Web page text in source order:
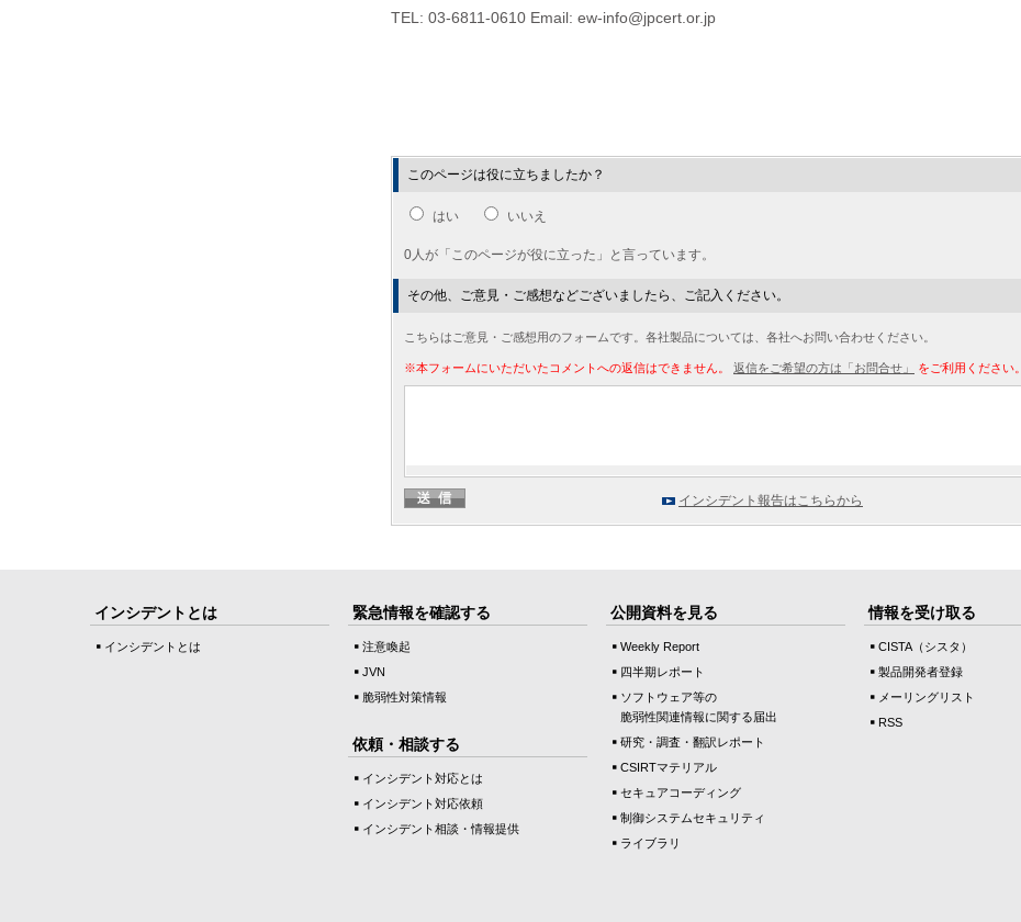
TEL: 03-6811-0610 Email: ew-info@jpcert.or.jp
このページは役に立ちましたか？
はい いいえ
0人が「このページが役に立った」と言っています。
その他、ご意見・ご感想などございましたら、ご記入ください。
こちらはご意見・ご感想用のフォームです。各社製品については、各社へお問い合わせください。
※本フォームにいただいたコメントへの返信はできません。 返信をご希望の方は「お問合せ」 をご利用ください。
インシデント報告はこちらから
インシデントとは
インシデントとは
緊急情報を確認する
注意喚起
JVN
脆弱性対策情報
依頼・相談する
インシデント対応とは
インシデント対応依頼
インシデント相談・情報提供
公開資料を見る
Weekly Report
四半期レポート
ソフトウェア等の
脆弱性関連情報に関する届出
研究・調査・翻訳レポート
CSIRTマテリアル
セキュアコーディング
制御システムセキュリティ
ライブラリ
情報を受け取る
CISTA（シスタ）
製品開発者登録
メーリングリスト
RSS